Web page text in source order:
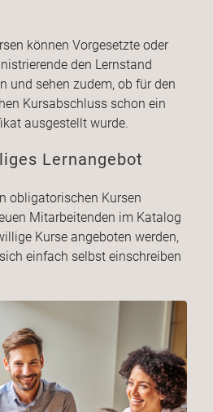
können Vorgesetzte oder
den Lernstand
und sehen zudem, ob für den
Kursabschluss schon ein
ausgestellt wurde.
Lernangebot
obligatorischen Kursen
Mitarbeitenden im Katalog
Kurse angeboten werden,
einfach selbst einschreiben